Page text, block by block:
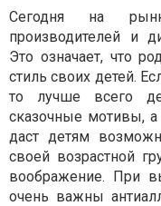
Сегодня на
производителей и
Это означает, что
стиль своих детей.
то лучше всего
сказочные мотивы,
даст детям
своей возрастной
воображение. При
очень важны